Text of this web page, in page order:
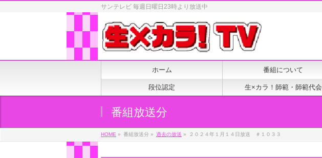
サンテレビ 毎週日曜日23時より放送中
ホーム 番組について
段位認定 生×カラ！師範・師範代会
番組放送分
HOME » 番組放送分 » 過去の放送 » ２０２４年１月１４日放送 ＃１０３３